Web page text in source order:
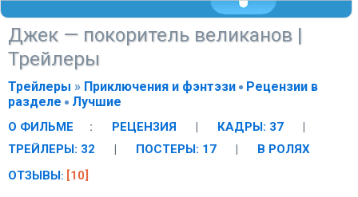
Джек — покоритель великанов |
Трейлеры
Трейлеры » Приключения и фэнтэзи
Рецензии в
разделе
Лучшие
О ФИЛЬМЕ : РЕЦЕНЗИЯ | КАДРЫ: 37
|
ТРЕЙЛЕРЫ: 32
| ПОСТЕРЫ: 17 |
В РОЛЯХ
ОТЗЫВЫ: [10]